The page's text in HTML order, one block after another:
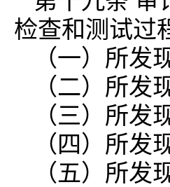
检查和测试过
（一）所
（二）所
（三）所发
（四）所发
（五）所